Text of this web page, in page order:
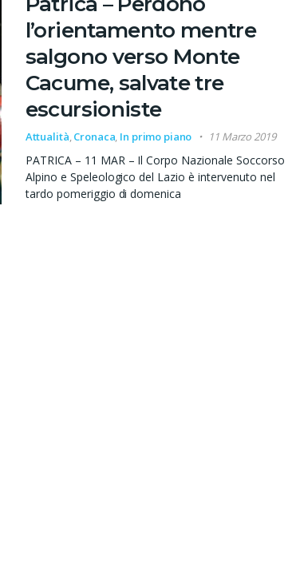
l’orientamento mentre
salgono verso Monte
Cacume, salvate tre
escursioniste
Attualità,Cronaca, In primo piano 11 Marzo 2019
PATRICA – 11 MAR – Il Corpo Nazionale Soccorso
Alpino e Speleologico del Lazio è intervenuto nel
tardo pomeriggio di domenica